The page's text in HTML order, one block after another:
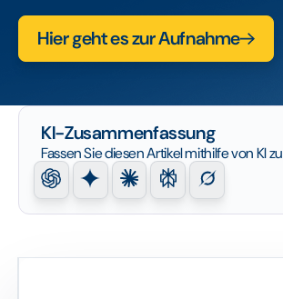
Hier geht es zur Aufnahme
KI-Zusammenfassung
Fassen Sie diesen Artikel mithilfe von KI